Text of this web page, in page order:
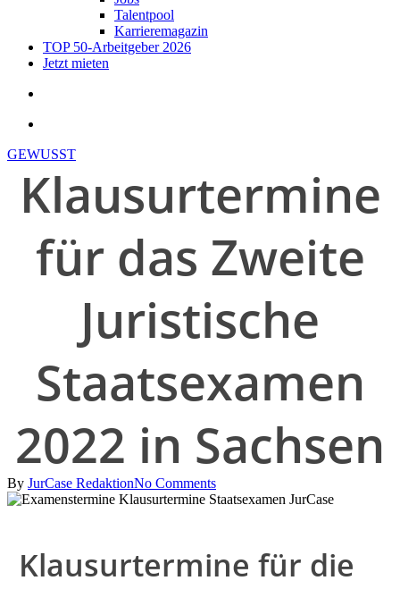
Talentpool
Karrieremagazin
TOP 50-Arbeitgeber 2026
Jetzt mieten
GEWUSST
Klausurtermine
für das Zweite
Juristische
Staatsexamen
2022 in Sachsen
By JurCase RedaktionNo Comments
Klausurtermine für die